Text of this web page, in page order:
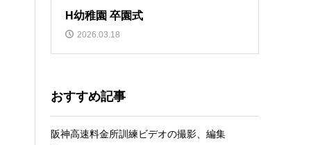
H幼稚園 卒園式
2026.03.18
おすすめ記事
阪神高速料金所訓練ビデオの撮影、編集